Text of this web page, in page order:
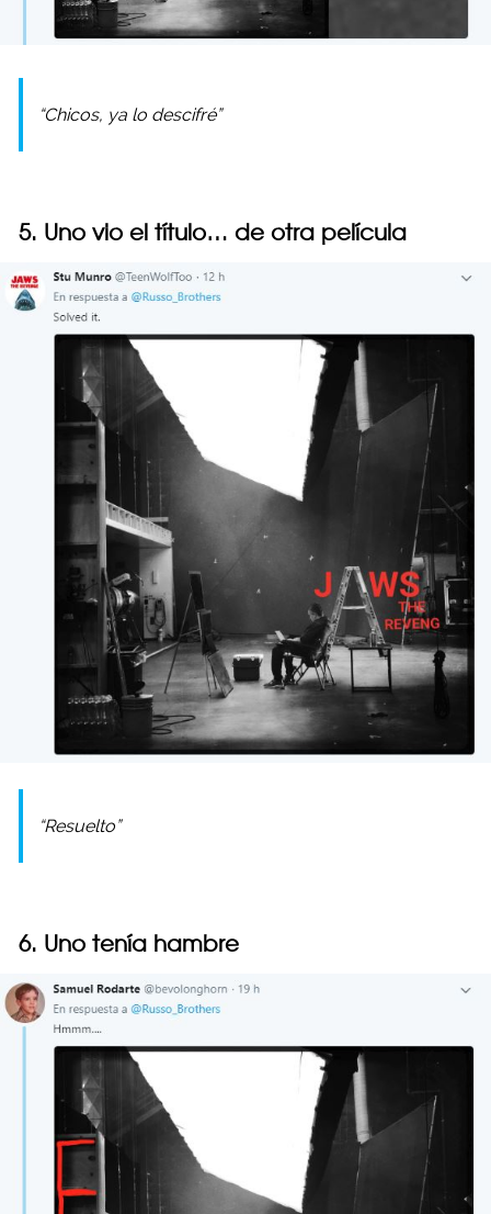
“Chicos, ya lo descifré”
5. Uno vio el título… de otra película
“Resuelto”
6. Uno tenía hambre